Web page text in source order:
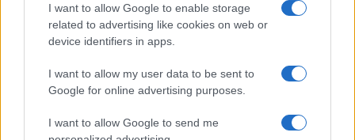
I want to allow Google to enable storage
related to advertising like cookies on web or
device identifiers in apps.
I want to allow my user data to be sent to
Google for online advertising purposes.
I want to allow Google to send me
F
a
ce
b
o
T
w
it
te
r
Pi
n
te
re
st
W
h
at
s
A
S
a
re
Articolo precedente
Prossimo articolo